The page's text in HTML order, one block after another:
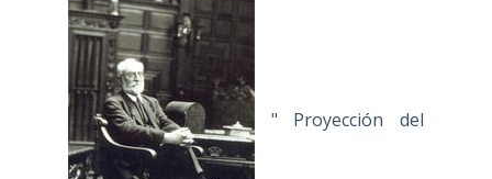
" Proyección del